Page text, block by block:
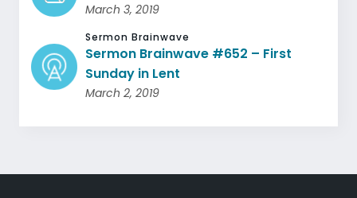
March 3, 2019
Sermon Brainwave
Sermon Brainwave #652 – First
Sunday in Lent
March 2, 2019